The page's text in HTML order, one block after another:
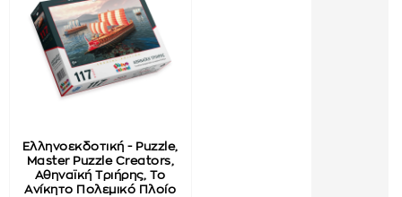
Ελληνοεκδοτική - Puzzle,
Master Puzzle Creators,
Αθηναϊκή Τριήρης, Το
Ανίκητο Πολεμικό Πλοίο